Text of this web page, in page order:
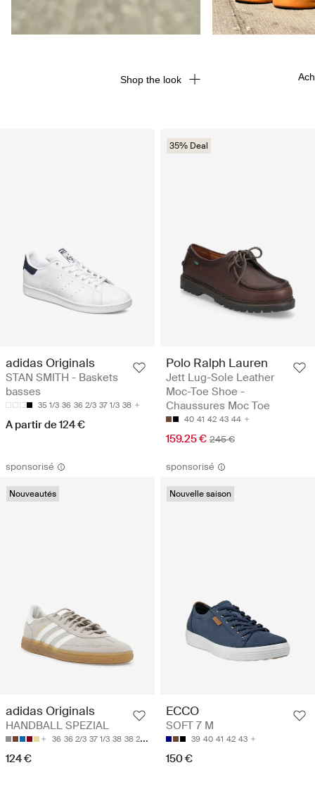
adidas Originals
STAN SMITH - Baskets
basses
35 1/3 36 36 2/3 37 1/3 38
A partir de 124 €
35% Deal
Polo Ralph Lauren
Jett Lug-Sole Leather
Moc-Toe Shoe -
Chaussures Moc Toe
40 41 42 43 44
159.25 € 245 €
sponsorisé
Nouveautés
adidas Originals
HANDBALL SPEZIAL
36 36 2/3 37 1/3 38 38 2/3
124 €
sponsorisé
Nouvelle saison
ECCO
SOFT 7 M
39 40 41 42 43
150 €
Shop the look